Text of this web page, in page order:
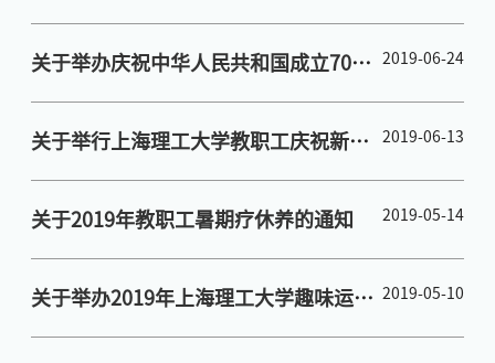
关于举办庆祝中华人民共和国成立70周
事
2019-06-24
关于举行上海理工大学教职工庆祝新中
2019-06-13
关于2019年教职工暑期疗休养的通知 2019-05-14
关于举办2019年上海理工大学趣味运动
2019-05-10